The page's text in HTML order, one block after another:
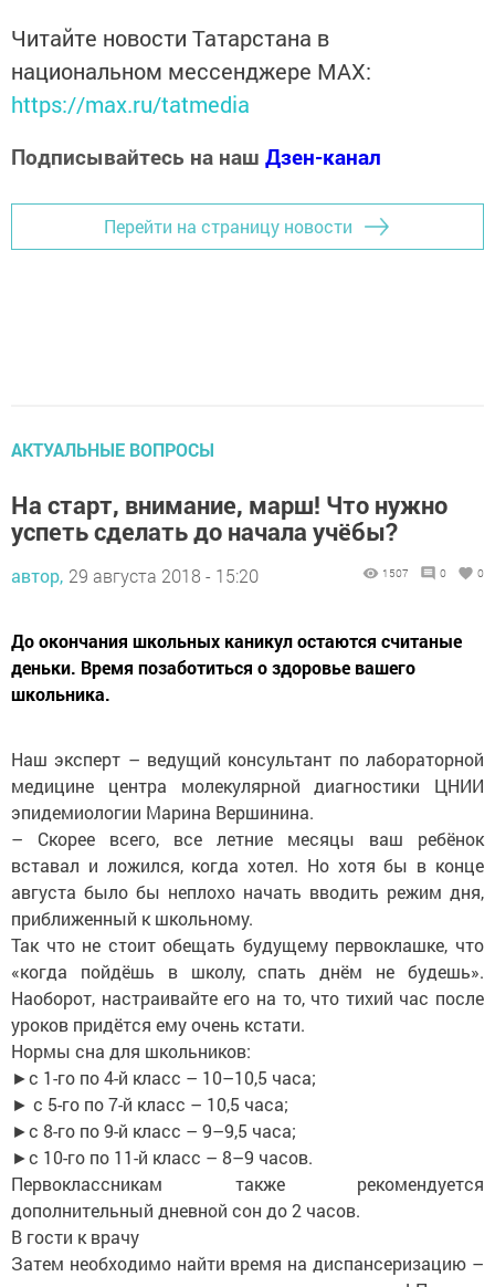
Читайте новости Татарстана в
национальном мессенджере MАХ:
https://max.ru/tatmedia
Подписывайтесь на наш Дзен-канал
Перейти на страницу новости
АКТУАЛЬНЫЕ ВОПРОСЫ
На старт, внимание, марш! Что нужно
успеть сделать до начала учёбы?
автор, 29 августа 2018 - 15:20 1507 0 0
До окончания школьных каникул остаются считаные
деньки. Время позаботиться о здоровье вашего
школьника.
Наш эксперт – ведущий консультант по лабораторной
медицине центра молекулярной диагностики ЦНИИ
эпидемиологии Марина Вершинина.
– Скорее всего, все летние месяцы ваш ребёнок
вставал и ложился, когда хотел. Но хотя бы в конце
августа было бы неплохо начать вводить режим дня,
приближенный к школьному.
Так что не стоит обещать будущему первоклашке, что
«когда пойдёшь в школу, спать днём не будешь».
Наоборот, настраивайте его на то, что тихий час после
уроков придётся ему очень кстати.
Нормы сна для школьников:
►с 1-го по 4-й класс – 10–10,5 часа;
► с 5-го по 7-й класс – 10,5 часа;
►с 8-го по 9-й класс – 9–9,5 часа;
►с 10-го по 11-й класс – 8–9 часов.
Первоклассникам также рекомендуется
дополнительный дневной сон до 2 часов.
В гости к врачу
Затем необходимо найти время на диспансеризацию –